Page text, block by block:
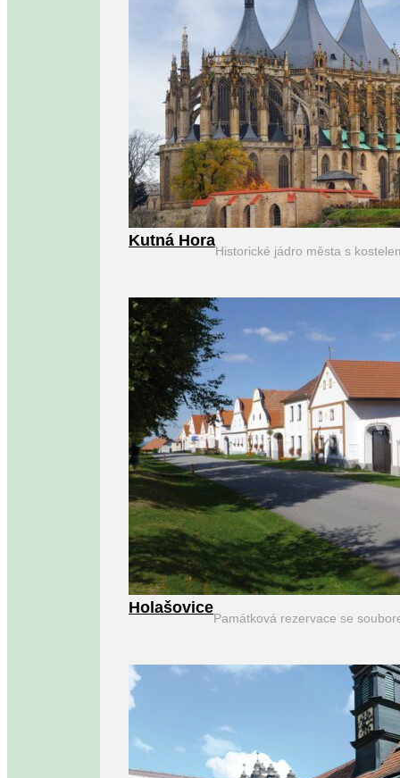
Kutná Hora
Historické jádro města s
Holašovice
Památková rezervace se